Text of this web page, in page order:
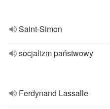
Saint-Simon
socjalizm państwowy
Ferdynand Lassalle